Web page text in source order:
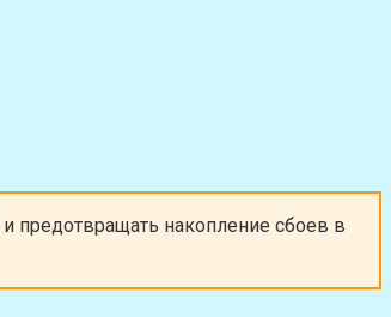
и предотвращать накопление сбоев в